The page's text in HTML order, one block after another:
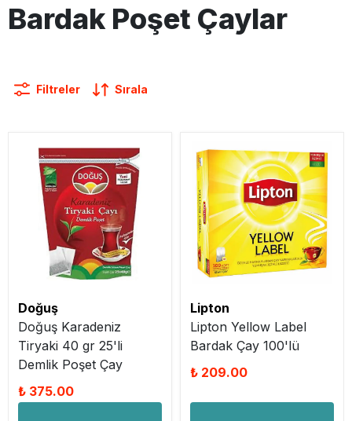
Bardak Poşet Çaylar
Filtreler Sırala
Doğuş
Doğuş Karadeniz
Tiryaki 40 gr 25'li
Demlik Poşet Çay
₺ 375.00
Lipton
Lipton Yellow Label
Bardak Çay 100'lü
₺ 209.00